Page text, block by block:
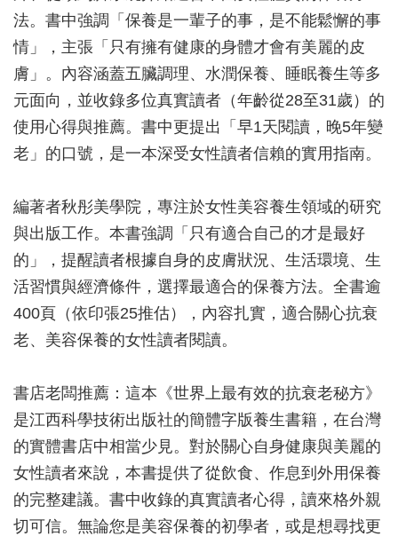
法。書中強調「保養是一輩子的事，是不能鬆懈的事
情」，主張「只有擁有健康的身體才會有美麗的皮
膚」。內容涵蓋五臟調理、水潤保養、睡眠養生等多
元面向，並收錄多位真實讀者（年齡從28至31歲）的
使用心得與推薦。書中更提出「早1天閱讀，晚5年變
老」的口號，是一本深受女性讀者信賴的實用指南。
編著者秋彤美學院，專注於女性美容養生領域的研究
與出版工作。本書強調「只有適合自己的才是最好
的」，提醒讀者根據自身的皮膚狀況、生活環境、生
活習慣與經濟條件，選擇最適合的保養方法。全書逾
400頁（依印張25推估），內容扎實，適合關心抗衰
老、美容保養的女性讀者閱讀。
書店老闆推薦：這本《世界上最有效的抗衰老秘方》
是江西科學技術出版社的簡體字版養生書籍，在台灣
的實體書店中相當少見。對於關心自身健康與美麗的
女性讀者來說，本書提供了從飲食、作息到外用保養
的完整建議。書中收錄的真實讀者心得，讀來格外親
切可信。無論您是美容保養的初學者，或是想尋找更